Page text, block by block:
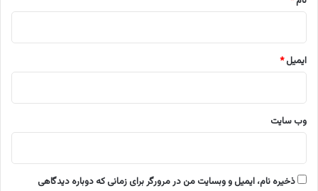
ایمیل*
وب‌ سایت
ذخیره نام، ایمیل و وبسایت من در مرورگر برای زمانی که دوباره دیدگاهی